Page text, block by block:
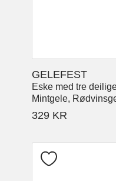
GELEFEST
Eske med tre
Mintgele,
329 KR